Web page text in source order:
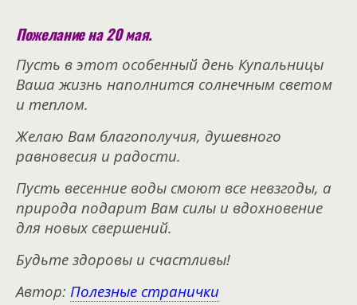
Пожелание на 20 мая.
Пусть в этот особенный день Купальницы
Ваша жизнь наполнится солнечным светом
и теплом.
Желаю Вам благополучия, душевного
равновесия и радости.
Пусть весенние воды смоют все невзгоды, а
природа подарит Вам силы и вдохновение
для новых свершений.
Будьте здоровы и счастливы!
Автор: Полезные странички